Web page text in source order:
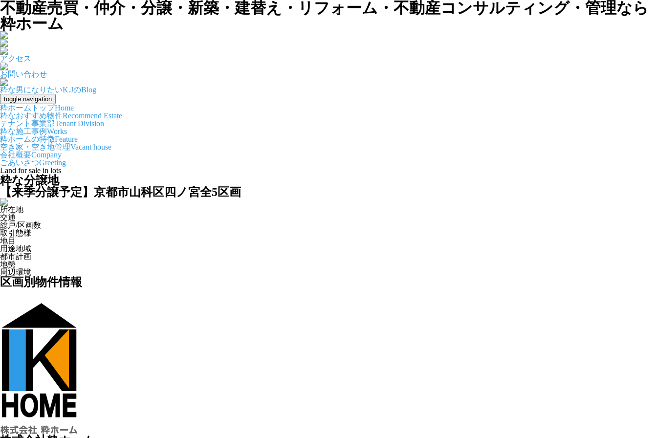
不動産売買・仲介・分譲・新築・建替え・リフォーム・不動産コンサルティング・管理なら
粋ホーム
アクセス
お問い合わせ
粋な男になりたいK.JのBlog
toggle navigation
粋ホームトップHome
粋なおすすめ物件Recommend Estate
テナント事業部Tenant Division
粋な施工事例Works
粋ホームの特徴Feature
空き家・空き地管理Vacant house
会社概要Company
ごあいさつGreeting
Land for sale in lots
粋な分譲地
【来季分譲予定】京都市山科区四ノ宮全5区画
所在地
交通
総戸/区画数
取引態様
地目
用途地域
都市計画
地勢
周辺環境
区画別物件情報